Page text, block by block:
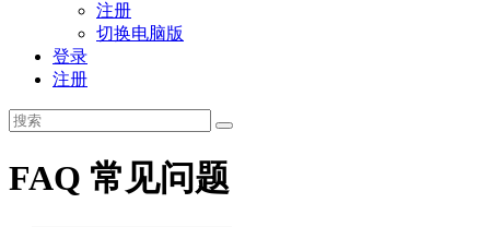
注册
切换电脑版
登录
注册
FAQ 常见问题